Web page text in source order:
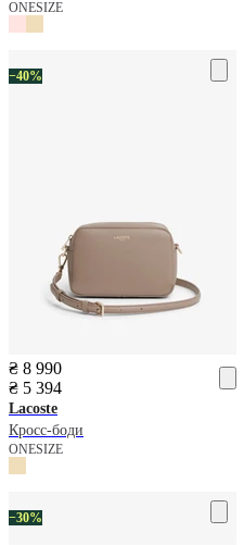
ONESIZE
−40%
₴ 8 990
₴ 5 394
Lacoste
Кросс-боди
ONESIZE
−30%